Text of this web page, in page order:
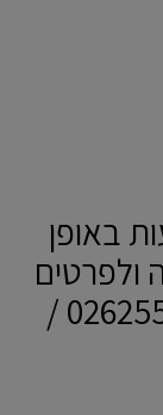
באופן
ולפרטים
נוספים יש להתקשר ל - 026255904 /